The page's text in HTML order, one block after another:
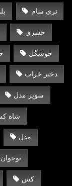
تری سام
حشری
خوشگل
دختر خراب
سوپر مدل
شاه
مدل
نوجوان
کس